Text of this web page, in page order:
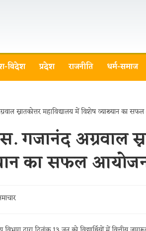
विदेश प्रदेश राजनीति धर्म-समाज
गजानंद अग्रवाल
का सफल